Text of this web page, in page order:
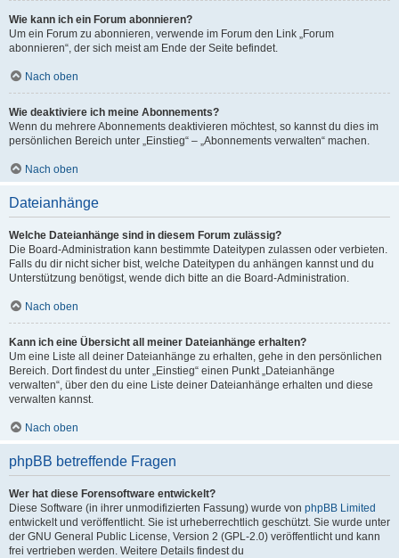
Wie kann ich ein Forum abonnieren?
Um ein Forum zu abonnieren, verwende im Forum den Link „Forum
abonnieren“, der sich meist am Ende der Seite befindet.
Nach oben
Wie deaktiviere ich meine Abonnements?
Wenn du mehrere Abonnements deaktivieren möchtest, so kannst du dies im
persönlichen Bereich unter „Einstieg“ – „Abonnements verwalten“ machen.
Nach oben
Dateianhänge
Welche Dateianhänge sind in diesem Forum zulässig?
Die Board-Administration kann bestimmte Dateitypen zulassen oder verbieten.
Falls du dir nicht sicher bist, welche Dateitypen du anhängen kannst und du
Unterstützung benötigst, wende dich bitte an die Board-Administration.
Nach oben
Kann ich eine Übersicht all meiner Dateianhänge erhalten?
Um eine Liste all deiner Dateianhänge zu erhalten, gehe in den persönlichen
Bereich. Dort findest du unter „Einstieg“ einen Punkt „Dateianhänge
verwalten“, über den du eine Liste deiner Dateianhänge erhalten und diese
verwalten kannst.
Nach oben
phpBB betreffende Fragen
Wer hat diese Forensoftware entwickelt?
Diese Software (in ihrer unmodifizierten Fassung) wurde von phpBB Limited
entwickelt und veröffentlicht. Sie ist urheberrechtlich geschützt. Sie wurde unter
der GNU General Public License, Version 2 (GPL-2.0) veröffentlicht und kann
frei vertrieben werden. Weitere Details findest du